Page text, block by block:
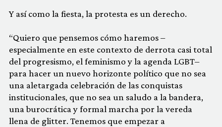
Y así como la fiesta, la protesta es un derecho.
“Quiero que pensemos cómo haremos –
especialmente en este contexto de derrota casi total
del progresismo, el feminismo y la agenda LGBT–
para hacer un nuevo horizonte político que no sea
una aletargada celebración de las conquistas
institucionales, que no sea un saludo a la bandera,
una burocrática y formal marcha por la vereda
llena de glitter. Tenemos que empezar a